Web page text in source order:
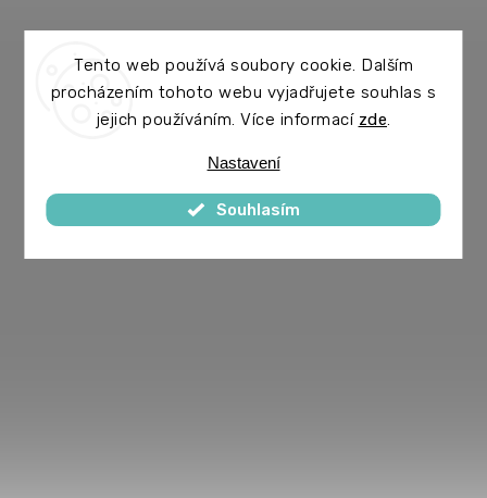
Tento web používá soubory cookie. Dalším
procházením tohoto webu vyjadřujete souhlas s
jejich používáním. Více informací zde.
Nastavení
Souhlasím